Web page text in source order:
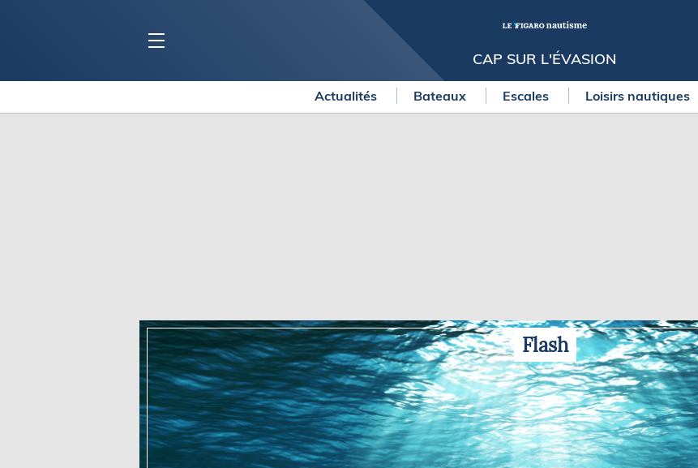
CAP SUR L'ÉVASION
Voiliers
Bateaux à moteur
Equipements
Salons
Economie
Yachting
Transat Café l'Or
America's Cup
LOISIRS
Pêche en mer
Plongée
Glisse
La newsletter
METEO CONSULT Marine
Briefings
FLASH INFO
Actualités Bateaux Escales Loisirs nautiques
Flash